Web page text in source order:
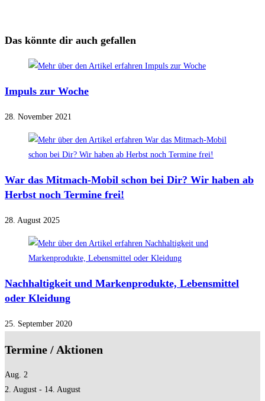
Das könnte dir auch gefallen
Impuls zur Woche
28. November 2021
War das Mitmach-Mobil schon bei Dir? Wir haben ab
Herbst noch Termine frei!
28. August 2025
Nachhaltigkeit und Markenprodukte, Lebensmittel
oder Kleidung
25. September 2020
Termine / Aktionen
Aug. 2
2. August - 14. August